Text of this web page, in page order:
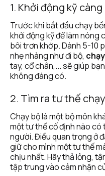
1. Khởi động kỹ càng
Trước khi bắt đầu chạy
khởi động kỹ để làm nóng
bôi trơn khớp. Dành 5-10
nhẹ nhàng như đi bộ,
tay, cổ chân,... sẽ giúp
không đáng có.
2. Tìm ra tư thế
Chạy bộ là một bộ môn
một tư thế cố định nào có
người. Điều quan trọng ở
giữ cho mình một tư thế
chịu nhất. Hãy thả lỏng,
tập trung vào cảm nhận